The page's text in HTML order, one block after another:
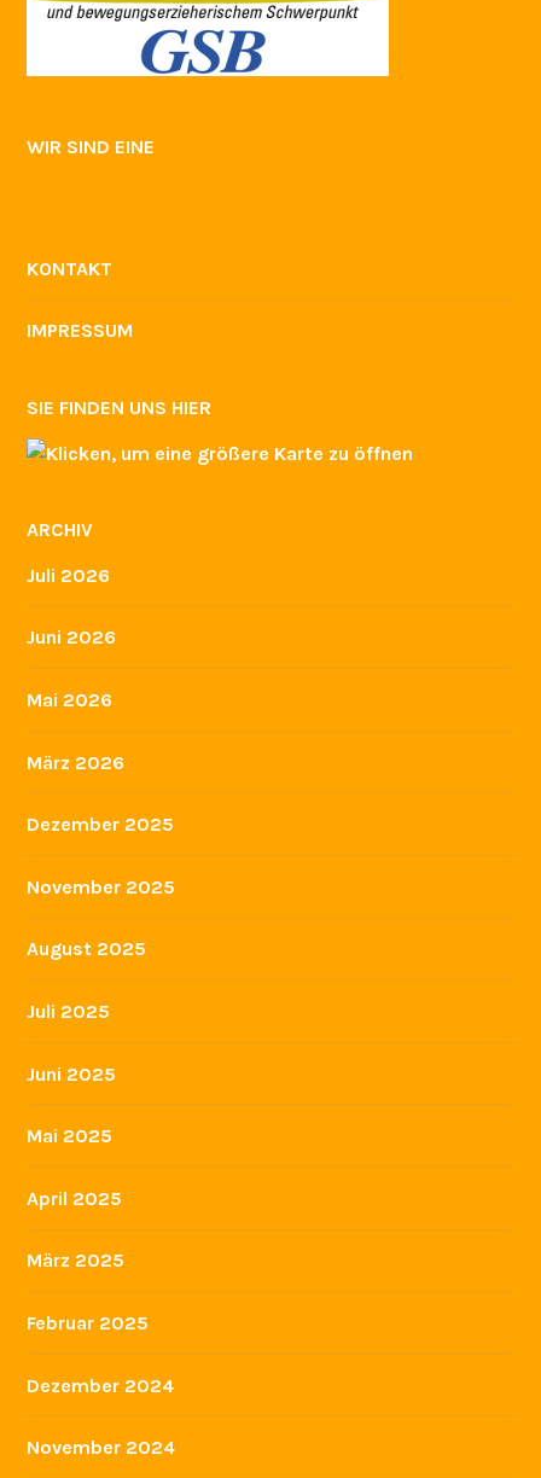
WIR SIND EINE
KONTAKT
IMPRESSUM
SIE FINDEN UNS HIER
ARCHIV
Juli 2026
Juni 2026
Mai 2026
März 2026
Dezember 2025
November 2025
August 2025
Juli 2025
Juni 2025
Mai 2025
April 2025
März 2025
Februar 2025
Dezember 2024
November 2024